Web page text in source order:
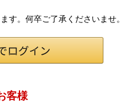
す。何卒ご了承くださいませ。
客様